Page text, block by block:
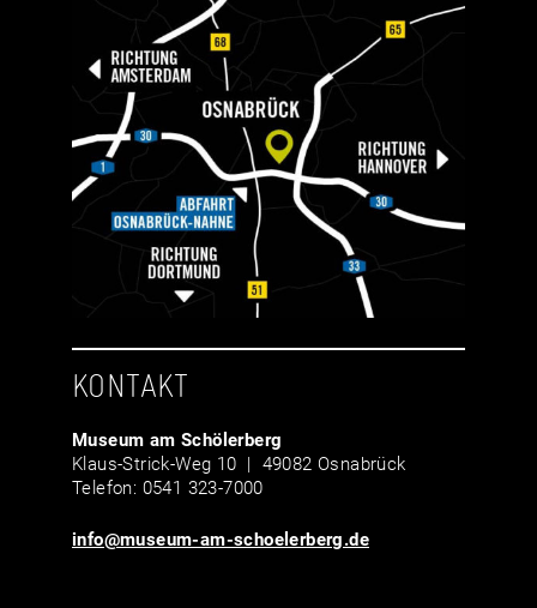
KONTAKT
Museum am Schölerberg
Klaus-Strick-Weg 10 | 49082 Osnabrück
Telefon: 0541 323-7000
info@museum-am-schoelerberg.de